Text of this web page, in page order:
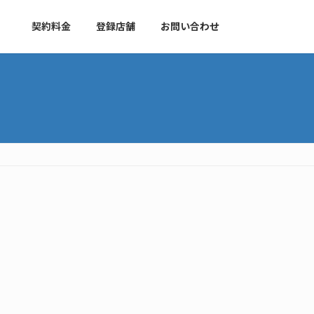
契約料金 登録店舗 お問い合わせ